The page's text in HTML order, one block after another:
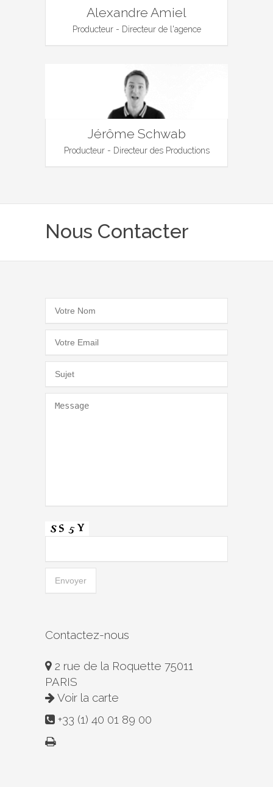
Alexandre Amiel
Producteur - Directeur de l'agence
Jérôme Schwab
Producteur - Directeur des Productions
Nous Contacter
Contactez-nous
2 rue de la Roquette 75011
PARIS
Voir la carte
+33 (1) 40 01 89 00